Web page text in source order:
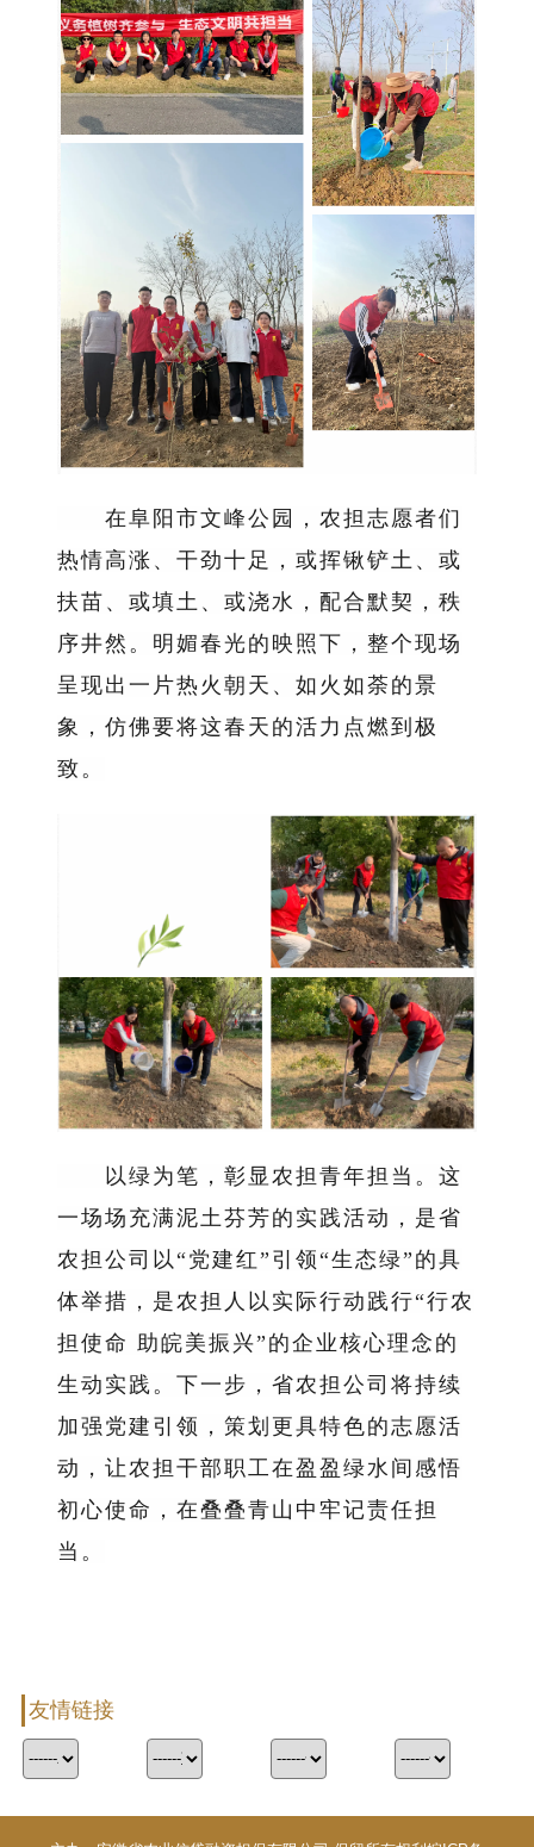
在阜阳市文峰公园，农担志愿者们
热情高涨、干劲十足，或挥锹铲土、或
扶苗、或填土、或浇水，配合默契，秩
序井然。明媚春光的映照下，整个现场
呈现出一片热火朝天、如火如荼的景
象，仿佛要将这春天的活力点燃到极
致。
以绿为笔，彰显农担青年担当。这
一场场充满泥土芬芳的实践活动，是省
农担公司以“党建红”引领“生态绿”的具
体举措，是农担人以实际行动践行“行农
担使命 助皖美振兴”的企业核心理念的
生动实践。下一步，省农担公司将持续
加强党建引领，策划更具特色的志愿活
动，让农担干部职工在盈盈绿水间感悟
初心使命，在叠叠青山中牢记责任担
当。
友情链接